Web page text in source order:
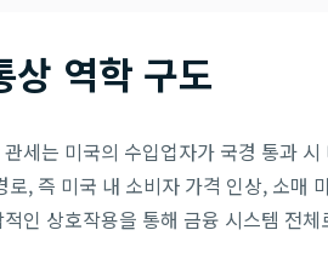
상 역학 구도
세는 미국의 수입업자가 국경 통과
로, 즉 미국 내 소비자 가격 인상, 소매
인 상호작용을 통해 금융 시스템 전